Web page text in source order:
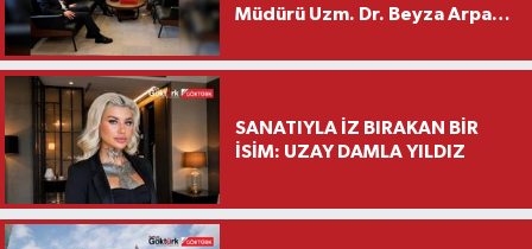
Müdürü Uzm. Dr. Beyza Arpacı
Ziyareti
SANATIYLA İZ BIRAKAN BİR
İSİM: UZAY DAMLA YILDIZ